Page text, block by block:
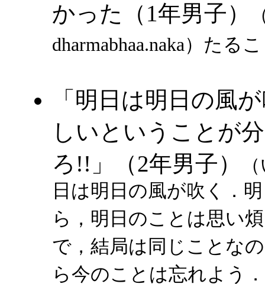
かった（1年男子）
dharmabhaa.naka）たる
「明日は明日の風
しいということが
ろ!!」（2年男子）
日は明日の風が吹く．
ら，明日のことは思い
で，結局は同じことな
ら今のことは忘れよう